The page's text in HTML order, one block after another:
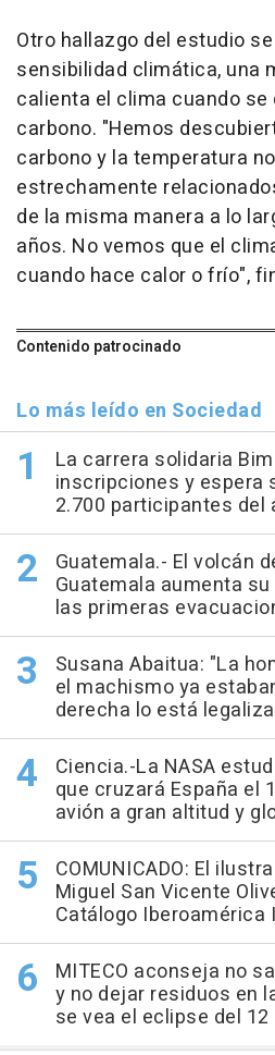
Otro hallazgo del estudio
sensibilidad climática, una
calienta el clima cuando se
carbono. "Hemos
carbono y la temperatura
estrechamente
de la misma manera a lo
años. No vemos que el
cuando hace calor o frío",
Contenido patrocinado
Lo más leído en Sociedad
La carrera solidaria
inscripciones y espera
2.700 participantes del
Guatemala.- El volcán
Guatemala aumenta
las primeras
Susana Abaitua: "La
el machismo ya
derecha lo está
Ciencia.-La NASA
que cruzará España el
avión a gran altitud y
COMUNICADO: El
Miguel San Vicente
Catálogo Iberoamérica
MITECO aconseja no
y no dejar residuos en
se vea el eclipse del